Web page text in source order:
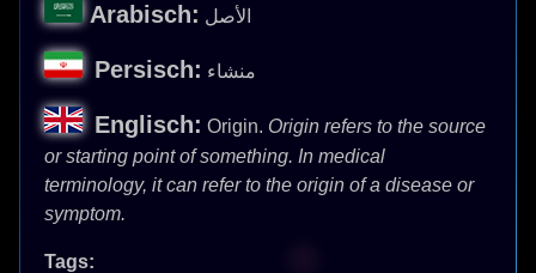
Arabisch: الأصل
Persisch: منشاء
Englisch: Origin. Origin refers to the source
or starting point of something. In medical
terminology, it can refer to the origin of a disease or
symptom.
Tags: